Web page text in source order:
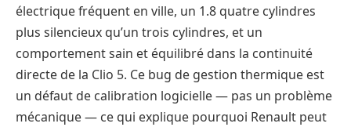
électrique fréquent en ville, un 1.8 quatre cylindres
plus silencieux qu’un trois cylindres, et un
comportement sain et équilibré dans la continuité
directe de la Clio 5. Ce bug de gestion thermique est
un défaut de calibration logicielle — pas un problème
mécanique — ce qui explique pourquoi Renault peut